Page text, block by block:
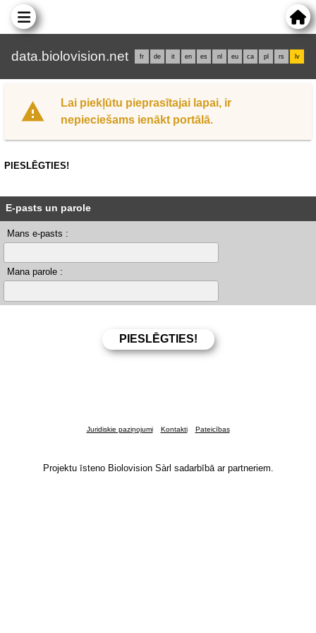
data.biolovision.net fr de it en es nl eu ca pl rs lv
Lai piekļūtu pieprasītajai lapai, ir
nepieciešams ienākt portālā.
PIESLĒGTIES!
E-pasts un parole
Mans e-pasts :
Mana parole :
Juridiskie paziņojumi Kontakti Pateicības
Projektu īsteno Biolovision Sàrl sadarbībā ar partneriem.